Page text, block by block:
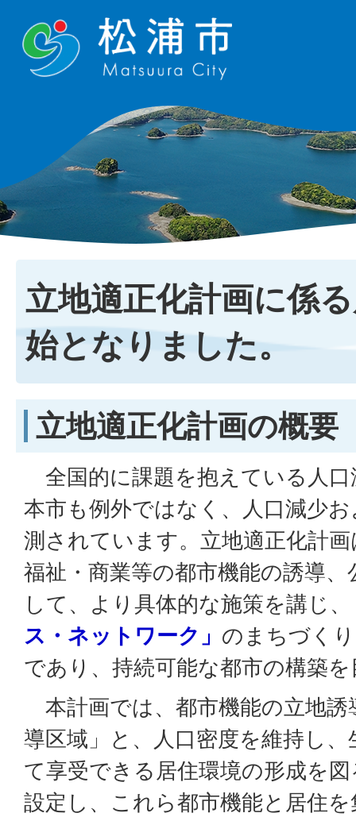
立地適正化計画に係
始となりました。
立地適正化計画の概要
全国的に課題を抱えている人
本市も例外ではなく、人口減少
測されています。立地適正化計
福祉・商業等の都市機能の誘導
して、より具体的な施策を講じ、
ス・ネットワーク」 のまちづく
であり、持続可能な都市の構築
本計画では、都市機能の立地誘
導区域」と、人口密度を維持し
て享受できる居住環境の形成を
設定し、これら都市機能と居住